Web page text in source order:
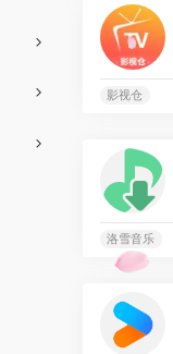
影视仓
洛雪音乐